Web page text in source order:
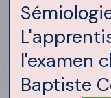
l'examen
Baptiste